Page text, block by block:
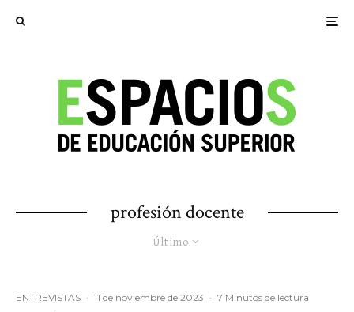
profesión docente
Último
ENTREVISTAS · 11 de noviembre de 2023 · 7 Minutos de lectura